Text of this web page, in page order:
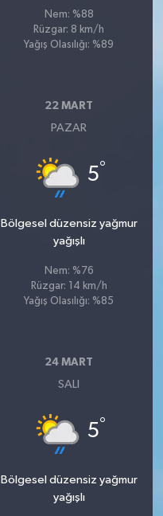
Nem: %88
Rüzgar: 8 km/h
Yağış Olasılığı: %89
22 MART
PAZAR
5°
Bölgesel düzensiz yağmur
yağışlı
Nem: %76
Rüzgar: 14 km/h
Yağış Olasılığı: %85
24 MART
SALI
5°
Bölgesel düzensiz yağmur
yağışlı